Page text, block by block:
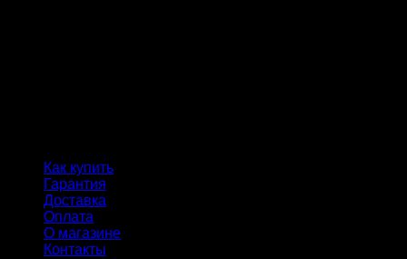
Как купить
Гарантия
Доставка
Оплата
О магазине
Контакты